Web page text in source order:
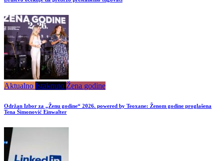
Aktualno Istaknuto Žena godine
Održan Izbor za „Ženu godine“ 2026. powered by Teoxane: Ženom godine proglašena
Tena Šimonović Einwalter